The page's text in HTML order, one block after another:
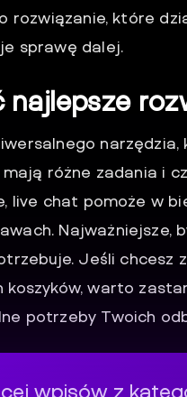
rozwiązanie, które
sprawę dalej.
różne zadania i
live chat pomoże w
Najważniejsze,
Jeśli chcesz
koszyków, warto
potrzeby Twoich
wpisów z